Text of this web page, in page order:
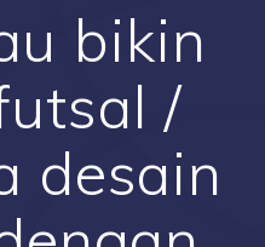
bikin
/
desain